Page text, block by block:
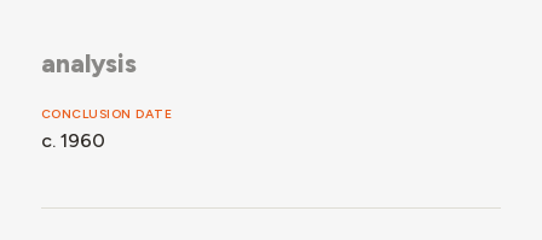
analysis
CONCLUSION DATE
c. 1960